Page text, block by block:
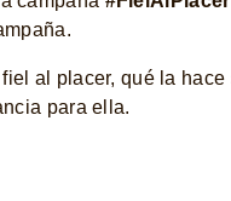
al placer, qué la
para ella.